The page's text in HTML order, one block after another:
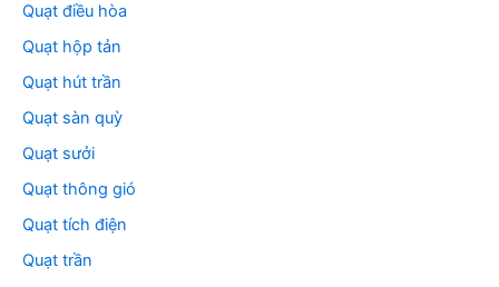
Quạt điều hòa
Quạt hộp tản
Quạt hút trần
Quạt sàn quỳ
Quạt sưởi
Quạt thông gió
Quạt tích điện
Quạt trần